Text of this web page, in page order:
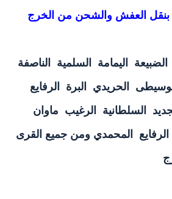
بنقل العفش والشحن من الخرج
الضبيعة اليمامة السلمية الناصفة
الحريدي البرة الرفايع
السلطانية الرغيب ماوان
المحمدي ومن جميع القرى